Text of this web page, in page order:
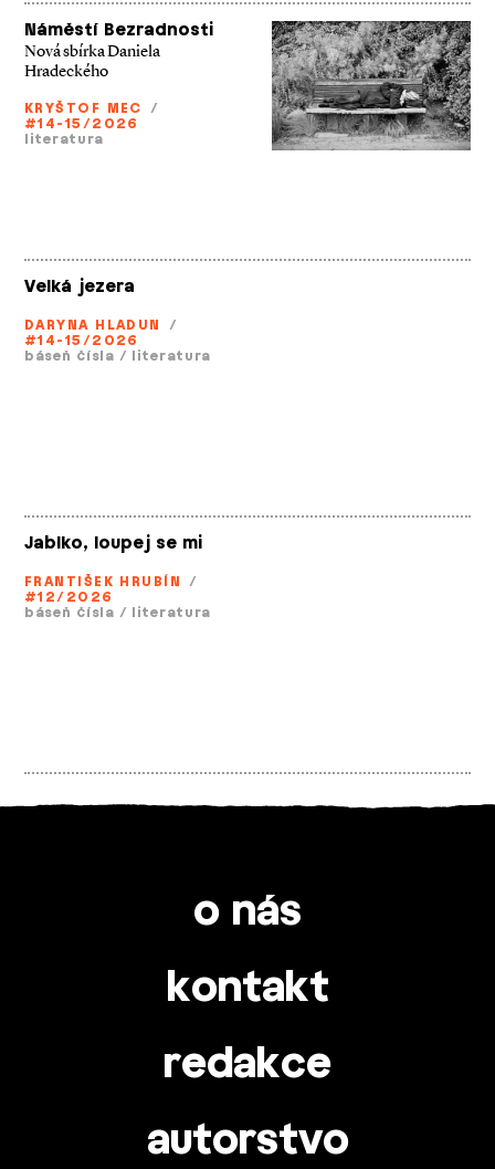
Náměstí Bezradnosti
Nová sbírka Daniela
Hradeckého
KRYŠTOF MEC /
#14-15/2026
literatura
Velká jezera
DARYNA HLADUN
/
#14-15/2026
báseň čísla / literatura
Jablko, loupej se mi
FRANTIŠEK HRUBÍN /
#12/2026
báseň čísla / literatura
o nás
kontakt
redakce
autorstvo